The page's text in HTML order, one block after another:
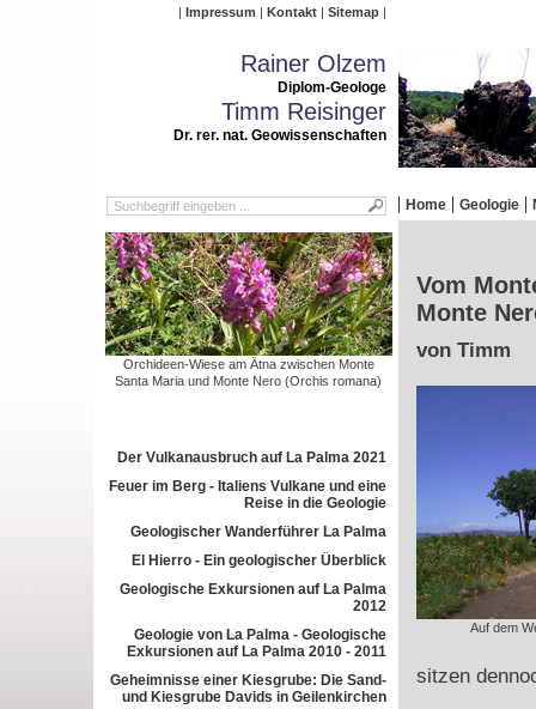
Impressum Kontakt Sitemap
Rainer Olzem
Diplom-Geologe
Timm Reisinger
Dr. rer. nat. Geowissenschaften
Home Geologie
Orchideen-Wiese am Ätna zwischen Monte
Santa Maria und Monte Nero (Orchis romana)
Der Vulkanausbruch auf La Palma 2021
Feuer im Berg - Italiens Vulkane und eine
Reise in die Geologie
Geologischer Wanderführer La Palma
El Hierro - Ein geologischer Überblick
Geologische Exkursionen auf La Palma
2012
Geologie von La Palma - Geologische
Exkursionen auf La Palma 2010 - 2011
Geheimnisse einer Kiesgrube: Die Sand-
und Kiesgrube Davids in Geilenkirchen
Vom
Monte
von Timm
Auf dem
sitzen